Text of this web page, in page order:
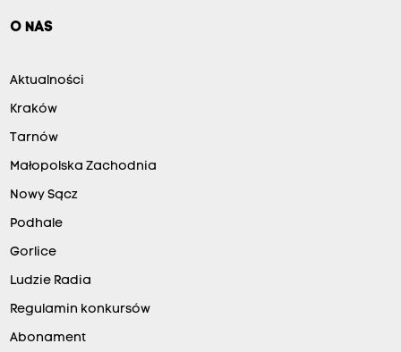
O NAS
Aktualności
Kraków
Tarnów
Małopolska Zachodnia
Nowy Sącz
Podhale
Gorlice
Ludzie Radia
Regulamin konkursów
Abonament